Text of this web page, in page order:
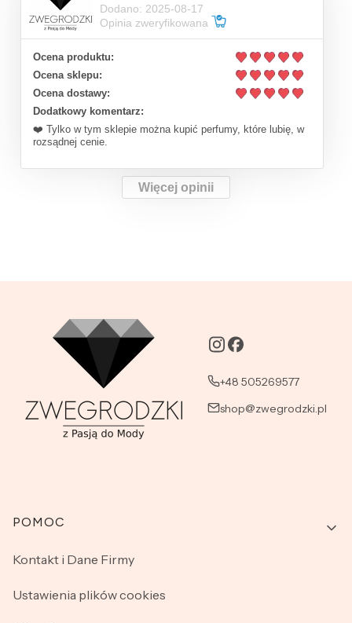
Dodano: 2025-08-17
Opinia zweryfikowana
Ocena produktu:
Ocena sklepu:
Ocena dostawy:
Dodatkowy komentarz:
❤️ Tylko w tym sklepie można kupić perfumy, które lubię, w
rozsądnej cenie.
Więcej opinii
+48 505269577
shop@zwegrodzki.pl
Linki w stopce
POMOC
Kontakt i Dane Firmy
Ustawienia plików cookies